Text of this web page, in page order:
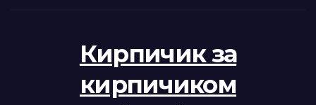
Кирпичик за
кирпичиком